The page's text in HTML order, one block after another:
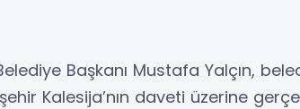
Başkanı Mustafa Yalçın,
Kalesija’nın daveti üzerine